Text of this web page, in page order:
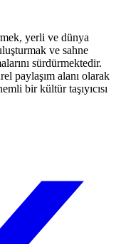
yerli ve dünya
ve sahne
sürdürmektedir.
paylaşım alanı olarak
bir kültür taşıyıcısı